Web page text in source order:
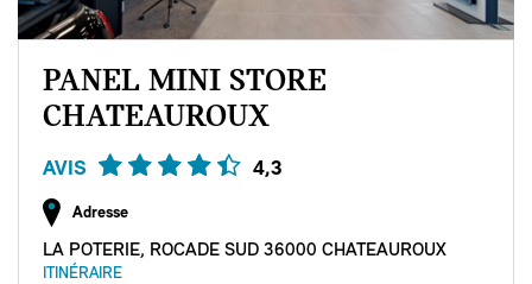
PANEL MINI STORE
CHATEAUROUX
AVIS 4,3
Adresse
LA POTERIE, ROCADE SUD 36000 CHATEAUROUX
ITINÉRAIRE